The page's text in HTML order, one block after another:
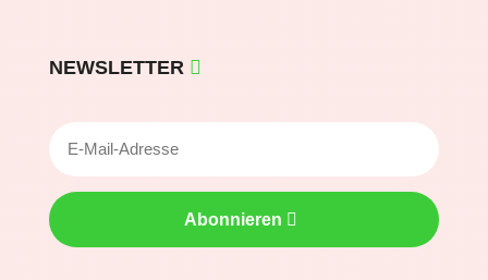
NEWSLETTER
Abonnieren